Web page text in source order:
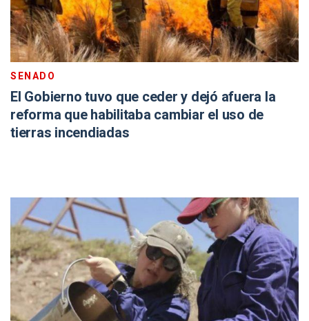
SENADO
El Gobierno tuvo que ceder y dejó afuera la
reforma que habilitaba cambiar el uso de
tierras incendiadas